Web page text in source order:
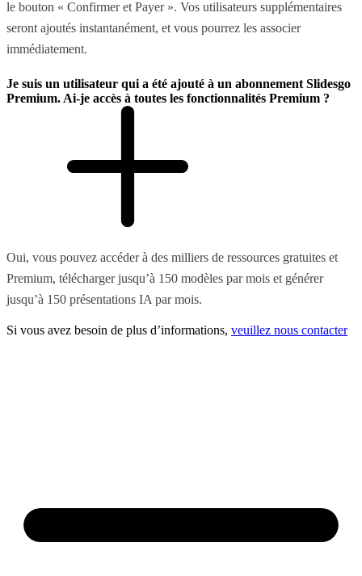
le bouton « Confirmer et Payer ». Vos utilisateurs supplémentaires
seront ajoutés instantanément, et vous pourrez les associer
immédiatement.
Je suis un utilisateur qui a été ajouté à un abonnement Slidesgo
Premium. Ai-je accès à toutes les fonctionnalités Premium ?
Oui, vous pouvez accéder à des milliers de ressources gratuites et
Premium, télécharger jusqu’à 150 modèles par mois et générer
jusqu’à 150 présentations IA par mois.
Si vous avez besoin de plus d’informations, veuillez nous contacter